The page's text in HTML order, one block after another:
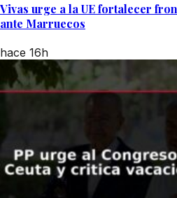
Vivas urge a la UE fortalecer
ante Marruecos
hace 16h